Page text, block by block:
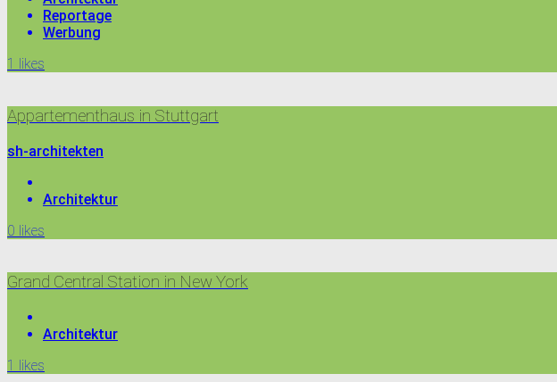
Reportage
Werbung
1
likes
Appartementhaus in Stuttgart
sh-architekten
Architektur
0 likes
Grand Central Station in New York
Architektur
1
likes